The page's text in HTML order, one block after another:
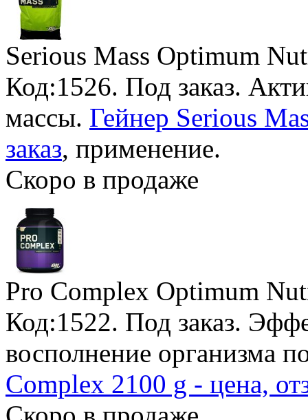
Serious Mass Optimum
Код:1526. Под заказ.
массы. Гейнер Serious
заказ, применение.
Скоро в продаже
Pro Complex Optimum
Код:1522. Под заказ.
восполнение организма
Complex 2100 g - цена,